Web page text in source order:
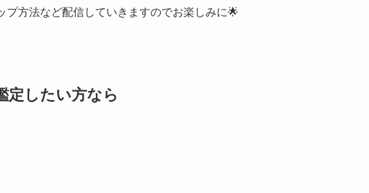
プ方法など配信していきますのでお楽しみに🌟
定したい方なら